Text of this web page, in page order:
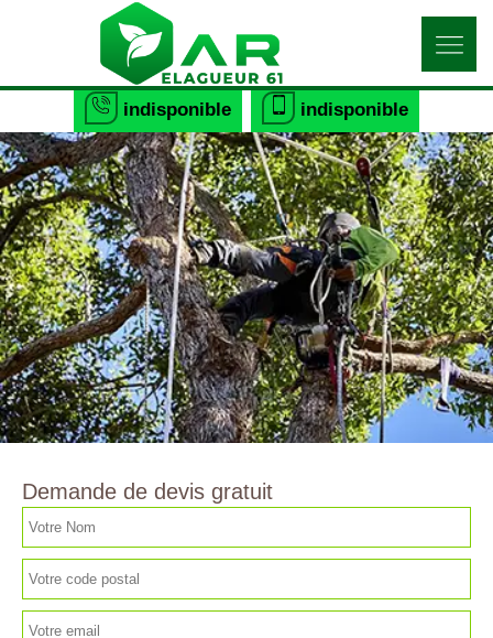
indisponible indisponible
Demande de devis gratuit